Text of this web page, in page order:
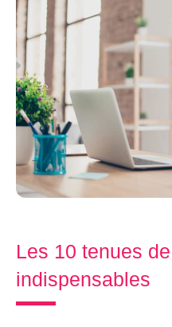
Les 10 tenues
indispensables